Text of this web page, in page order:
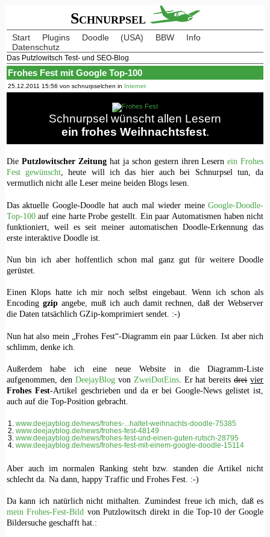
Schnurpsel
Start Plugins Doodle (USA) BBW
Info
Datenschutz
Das Putzlowitsch Test- und SEO-Blog
Frohes Fest mit Google Top-100
25.12.2011 15:56 von schnurpselchen in Internet
Schnurpsel wünscht allen Lesern
ein frohes Weihnachtsfest.
Die Putzlowitscher Zeitunghat ja schon gestern ihren Lesernein Frohes
Fest gewünscht, heute will ich das hier auch bei Schnurpsel tun, da
vermutlich nicht alle Leser meine beiden Blogs lesen.
Das aktuelle Google-Doodle hat auch mal wieder meineGoogle-Doodle-
Top-100auf eine harte Probe gestellt. Ein paar Automatismen haben nicht
funktioniert, weil es seit meiner automatischen Doodle-Erkennung das
erste interaktive Doodle ist.
Nun bin ich aber hoffentlich schon mal ganz gut für weitere Doodle
gerüstet.
Einen Klops hatte ich mir noch selbst eingebaut. Wenn ich schon als
Encoding gzipangebe, muß ich auch damit rechnen, daß der Webserver
die Daten tatsächlich GZip-komprimiert sendet. :-)
Nun hat also mein „Frohes Fest“-Diagramm ein paar Lücken. Ist aber nich
schlimm, denke ich.
Außerdem habe ich eine neue Website in die Diagramm-Liste
aufgenommen, den DeejayBlogvon ZweiDotEins. Er hat bereitsdrei vier
Frohes Fest-Artikel geschrieben und da er bei Google-News gelistet ist,
auch auf die Top-Position gebracht.
www.deejayblog.de/news/frohes-...haltet-weihnachts-doodle-75385
www.deejayblog.de/news/frohes-fest-48149
www.deejayblog.de/news/frohes-fest-und-einen-guten-rutsch-28795
www.deejayblog.de/news/frohes-fest-mit-einem-google-doodle-15114
Aber auch im normalen Ranking steht bzw. standen die Artikel nicht
schlecht da. Na dann, happy Traffic und Frohes Fest. :-)
Da kann ich natürlich nicht mithalten. Zumindest freue ich mich, daß es
mein Frohes-Fest-Bild von Putzlowitsch direkt in die Top-10 der Google
Bildersuche geschafft hat.: